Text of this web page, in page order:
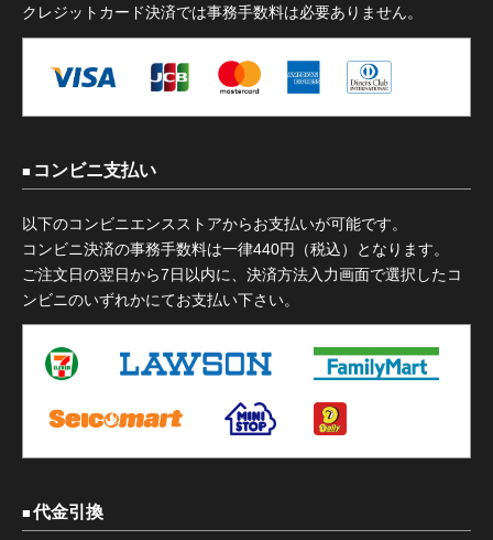
クレジットカード決済では事務手数料は必要ありません。
コンビニ支払い
以下のコンビニエンスストアからお支払いが可能です。
コンビニ決済の事務手数料は一律440円（税込）となります。
ご注文日の翌日から7日以内に、決済方法入力画面で選択したコ
ンビニのいずれかにてお支払い下さい。
代金引換